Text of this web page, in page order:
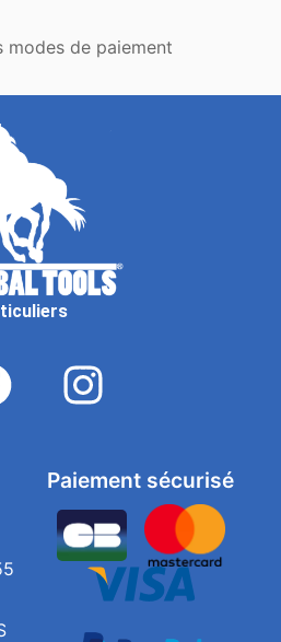
modes de paiement
Paiement sécurisé